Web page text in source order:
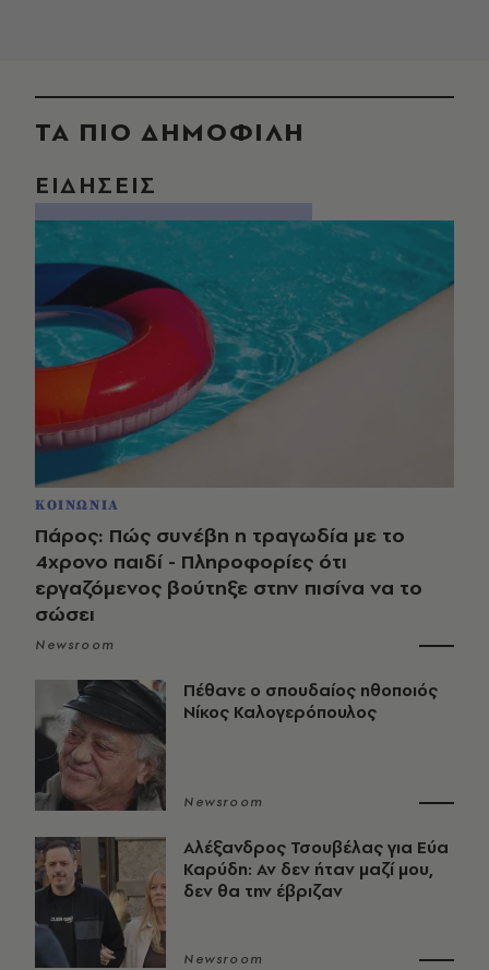
ΤΑ ΠΙΟ ΔΗΜΟΦΙΛΗ
ΕΙΔΗΣΕΙΣ
ΚΟΙΝΩΝΙΑ
Πάρος: Πώς συνέβη η τραγωδία με το
4χρονο παιδί - Πληροφορίες ότι
εργαζόμενος βούτηξε στην πισίνα να το
σώσει
Newsroom
Πέθανε ο σπουδαίος ηθοποιός
Νίκος Καλογερόπουλος
Newsroom
Αλέξανδρος Τσουβέλας για Εύα
Καρύδη: Αν δεν ήταν μαζί μου,
δεν θα την έβριζαν
Newsroom